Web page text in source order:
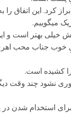
کرد. این اتفاق را
میگوییم.
خیلی بهتر است و
خوب جناب محب
کشیده است.
نشود چند وقت
استخدام شدن در